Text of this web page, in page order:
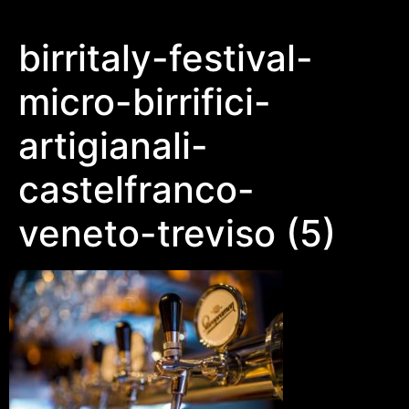
birritaly-festival-
micro-birrifici-
artigianali-
castelfranco-
veneto-treviso (5)